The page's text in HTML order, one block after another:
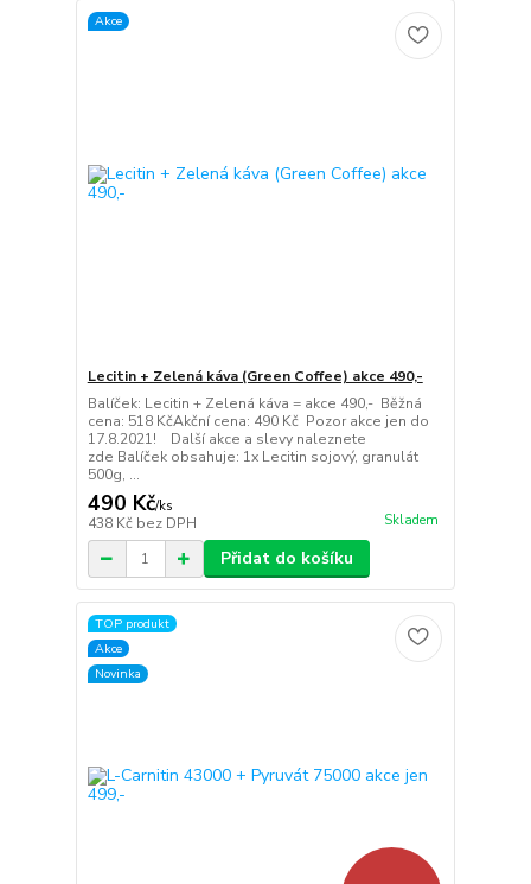
Akce
Lecitin + Zelená káva (Green Coffee) akce 490,-
Balíček: Lecitin + Zelená káva = akce 490,- Běžná
cena: 518 KčAkční cena: 490 Kč Pozor akce jen do
17.8.2021! Další akce a slevy naleznete
zde Balíček obsahuje: 1x Lecitin sojový, granulát
500g, ...
490 Kč/ks
438 Kč bez DPH Skladem
Přidat do košíku
TOP produkt
Akce
Novinka